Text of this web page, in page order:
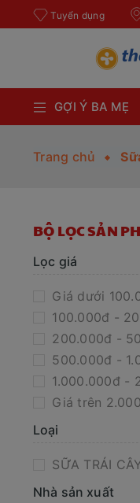
Tuyển dụng
GỢI Ý BA MẸ
Trang chủ
BỘ LỌC SẢN
Lọc giá
Giá dưới
100.000đ -
200.000đ -
500.000đ -
1.000.000đ -
Giá trên
Loại
SỮA TRÁI
Nhà sản xuất